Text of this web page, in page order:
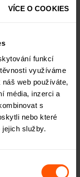
VÍCE O COOKIES
funkcí
využíváme
web používáte,
média, inzerci a
s
nebo které
služby.
cílů snížit
šetrných